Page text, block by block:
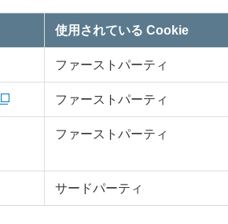
使用されている Cookie
ファーストパーティ
ファーストパーティ
ファーストパーティ
サードパーティ